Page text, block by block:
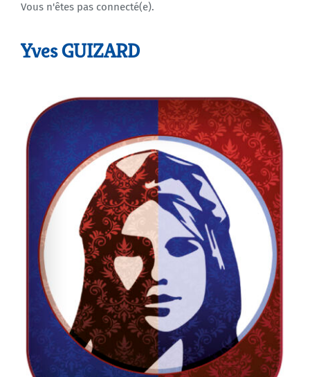
Agenda
Vous n'êtes pas connecté(e).
Yves GUIZARD